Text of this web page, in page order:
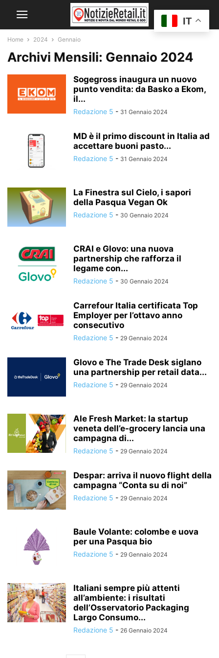
Home 2024 Gennaio
Archivi Mensili: Gennaio 2024
Sogegross inaugura un nuovo
punto vendita: da Basko a Ekom,
il...
Redazione 5 - 31 Gennaio 2024
MD è il primo discount in Italia ad
accettare buoni pasto...
Redazione 5 - 31 Gennaio 2024
La Finestra sul Cielo, i sapori
della Pasqua Vegan Ok
Redazione 5 - 30 Gennaio 2024
CRAI e Glovo: una nuova
partnership che rafforza il
legame con...
Redazione 5 - 30 Gennaio 2024
Carrefour Italia certificata Top
Employer per l’ottavo anno
consecutivo
Redazione 5 - 29 Gennaio 2024
Glovo e The Trade Desk siglano
una partnership per retail data...
Redazione 5 - 29 Gennaio 2024
Ale Fresh Market: la startup
veneta dell’e-grocery lancia una
campagna di...
Redazione 5 - 29 Gennaio 2024
Despar: arriva il nuovo flight della
campagna “Conta su di noi”
Redazione 5 - 29 Gennaio 2024
Baule Volante: colombe e uova
per una Pasqua bio
Redazione 5 - 29 Gennaio 2024
Italiani sempre più attenti
all’ambiente: i risultati
dell’Osservatorio Packaging
Largo Consumo...
Redazione 5 - 26 Gennaio 2024
IT